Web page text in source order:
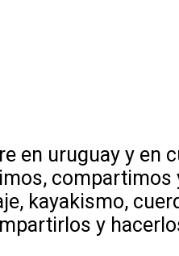
en uruguay y en
compartimos
kayakismo,
y